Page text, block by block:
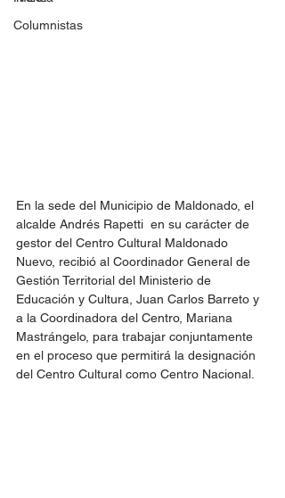
Columnistas
En la sede del Municipio de Maldonado, el
alcalde Andrés Rapetti  en su carácter de
gestor del Centro Cultural Maldonado
Nuevo, recibió al Coordinador General de
Gestión Territorial del Ministerio de
Educación y Cultura, Juan Carlos Barreto y
a la Coordinadora del Centro, Mariana
Mastrángelo, para trabajar conjuntamente
en el proceso que permitirá la designación
del Centro Cultural como Centro Nacional.